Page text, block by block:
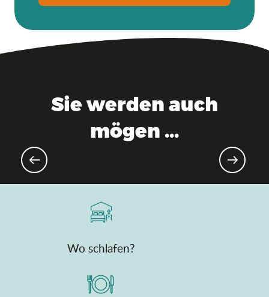
Sie werden auch
mögen ...
Wo schlafen?